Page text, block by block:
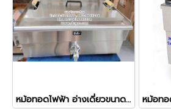
หม้อทอดไฟฟ้า อ่างเดี่ยวขนาดใหญ่ ความจุ 20 ลิตร